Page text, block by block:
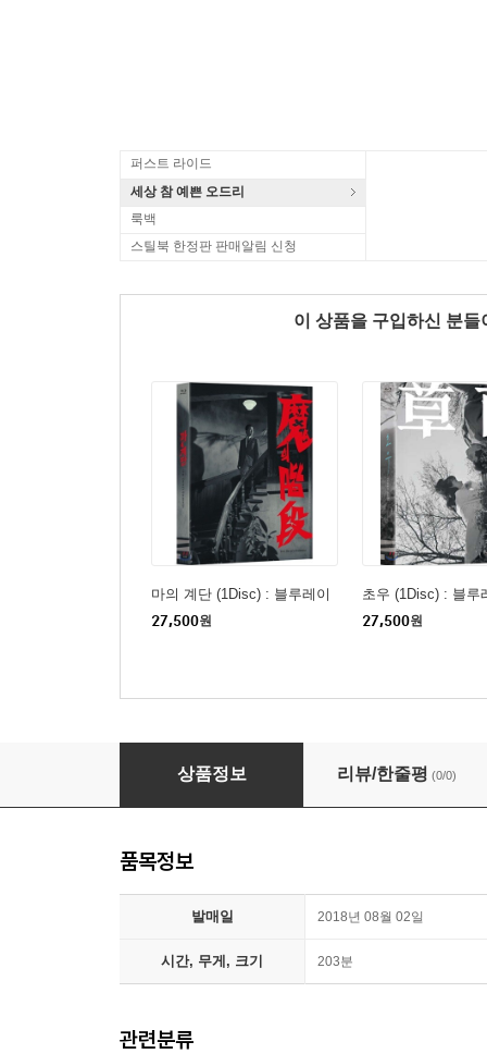
퍼스트 라이드
세상 참 예쁜 오드리
룩백
스틸북 한정판 판매알림 신청
이 상품을 구입하신 분
마의 계단 (1Disc) : 블루레이
27,500원
초우 (1Disc) : 블루
27,500원
짝코 (1Disc) : 블루레이
상품정보 리뷰/한줄평 (0/0)
품목정보
발매일 2018년 08월 02일
시간, 무게, 크기 203분
관련분류